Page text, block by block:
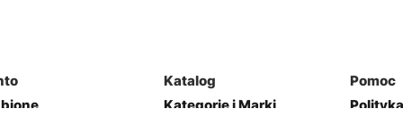
Katalog
Kategorie i Marki
Pomoc